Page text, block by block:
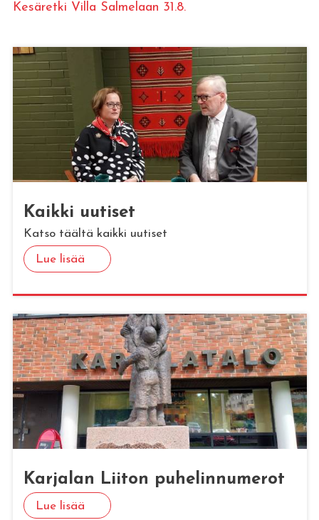
Kesäretki Villa Salmelaan 31.8.
Kaik­ki uu­ti­set
Katso täältä kaikki uutiset
Lue lisää
Kar­ja­lan Lii­ton pu­he­lin­nu­me­rot
Lue lisää